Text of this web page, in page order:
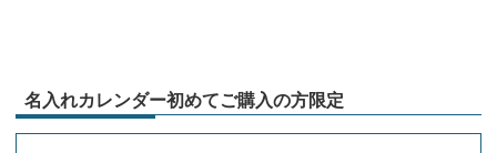
名入れカレンダー初めてご購入の方限定